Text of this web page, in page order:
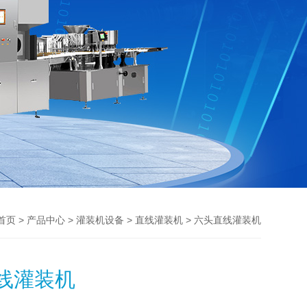
页> 产品中心> 灌装机设备 > 直线灌装机> 六头直线灌装机
灌装机